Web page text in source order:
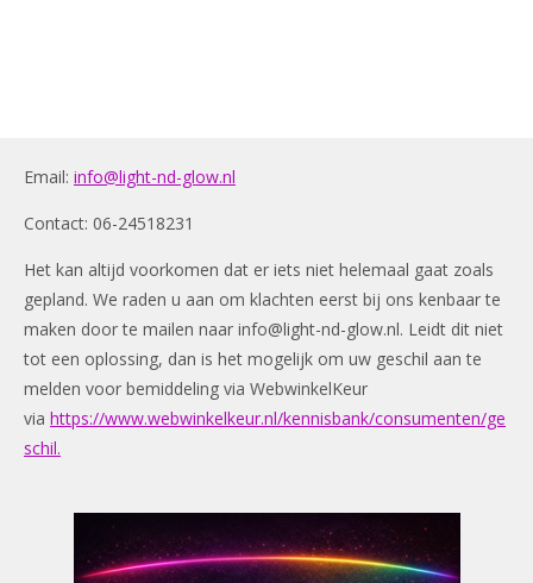
Email: info@light-nd-glow.nl
Contact: 06-24518231
Het kan altijd voorkomen dat er iets niet helemaal gaat zoals
gepland. We raden u aan om klachten eerst bij ons kenbaar te
maken door te mailen naar info@light-nd-glow.nl. Leidt dit niet
tot een oplossing, dan is het mogelijk om uw geschil aan te
melden voor bemiddeling via WebwinkelKeur
via https://www.webwinkelkeur.nl/kennisbank/consumenten/ge
schil.